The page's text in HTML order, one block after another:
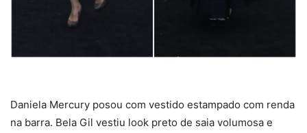
Daniela Mercury posou com vestido estampado com renda
na barra. Bela Gil vestiu look preto de saia volumosa e